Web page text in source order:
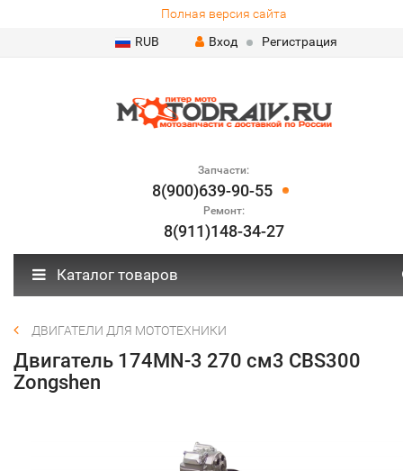
Полная версия сайта
RUB
Вход Регистрация
Запчасти:
8(900)639-90-55
Ремонт:
8(911)148-34-27
Каталог товаров
ДВИГАТЕЛИ ДЛЯ МОТОТЕХНИКИ
Двигатель 174MN-3 270 см3 CBS300
Zongshen